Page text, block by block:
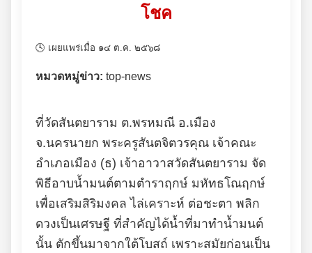
โชค
🕓 เผยแพร่เมื่อ ๑๔ ต.ค. ๒๕๖๘
หมวดหมู่ข่าว: top-news
ที่วัดสันตยาราม ต.พรหมณี อ.เมือง
จ.นครนายก พระครูสันตจิตวรคุณ เจ้าคณะ
อำเภอเมือง (ธ) เจ้าอาวาสวัดสันตยาราม จัด
พิธีอาบน้ำมนต์ตามตำราฤกษ์ มหัทธโณฤกษ์
เพื่อเสริมสิริมงคล ไล่เคราะห์ ต่อชะตา พลิก
ดวงเป็นเศรษฐี ที่สำคัญได้น้ำที่มาทำน้ำมนต์
นั้น ตักขึ้นมาจากใต้โบสถ์ เพราะสมัยก่อนเป็น